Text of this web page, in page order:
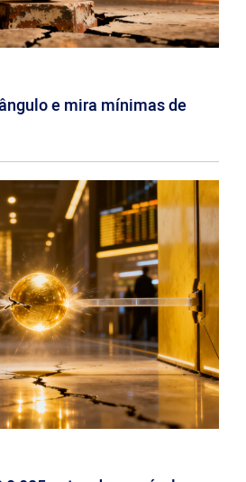
e mira mínimas de